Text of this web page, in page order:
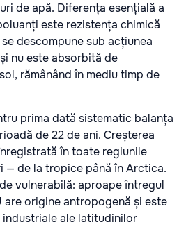
de apă. Diferența esențială a
este rezistența chimică
descompune sub acțiunea
nu este absorbită de
rămânând în mediu timp de
prima dată sistematic balanța
de 22 de ani. Creșterea
în toate regiunile
— de la tropice până în Arctica.
vulnerabilă: aproape întregul
are origine antropogenă și este
ale latitudinilor